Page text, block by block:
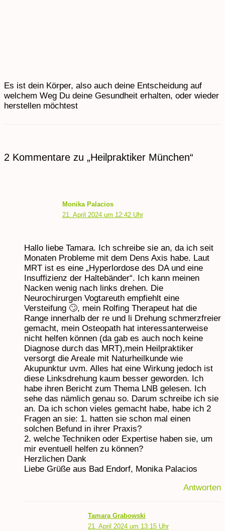
Es ist dein Körper, also auch deine Entscheidung auf
welchem Weg Du deine Gesundheit erhalten, oder wieder
herstellen möchtest
2 Kommentare zu „Heilpraktiker München“
Monika Palacios
21. April 2024 um 12:42 Uhr
Hallo liebe Tamara. Ich schreibe sie an, da ich seit
Monaten Probleme mit dem Dens Axis habe. Laut
MRT ist es eine „Hyperlordose des DA und eine
Insuffizienz der Haltebänder“. Ich kann meinen
Nacken wenig nach links drehen. Die
Neurochirurgen Vogtareuth empfiehlt eine
Versteifung 🙄, mein Rolfing Therapeut hat die
Range innerhalb der re und li Drehung schmerzfreier
gemacht, mein Osteopath hat interessanterweise
nicht helfen können (da gab es auch noch keine
Diagnose durch das MRT),mein Heilpraktiker
versorgt die Areale mit Naturheilkunde wie
Akupunktur uvm. Alles hat eine Wirkung jedoch ist
diese Linksdrehung kaum besser geworden. Ich
habe ihren Bericht zum Thema LNB gelesen. Ich
sehe das nämlich genau so. Darum schreibe ich sie
an. Da ich schon vieles gemacht habe, habe ich 2
Fragen an sie: 1. hatten sie schon mal einen
solchen Befund in ihrer Praxis?
2. welche Techniken oder Expertise haben sie, um
mir eventuell helfen zu können?
Herzlichen Dank
Liebe Grüße aus Bad Endorf, Monika Palacios
Antworten
Tamara Grabowski
21. April 2024 um 13:15 Uhr